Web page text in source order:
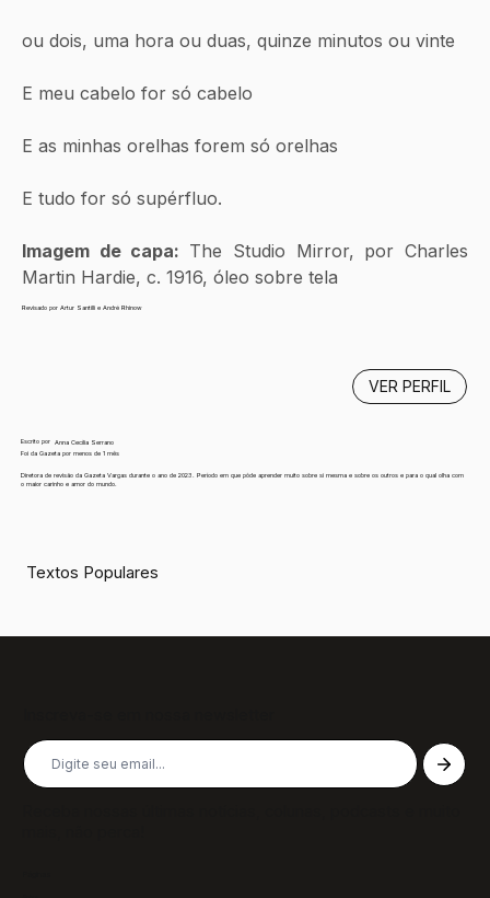
ou dois, uma hora ou duas, quinze minutos ou vinte
E meu cabelo for só cabelo
E as minhas orelhas forem só orelhas
E tudo for só supérfluo.
Imagem de capa: The Studio Mirror, por Charles
Martin Hardie, c. 1916, óleo sobre tela
Revisado por Artur Santilli e André Rhinow
Escrito por
Anna Cecília Serrano
Foi da Gazeta por menos de 1 mês
Diretora de revisão da Gazeta Vargas durante o ano de 2023. Período em que pôde aprender muito sobre si mesma e sobre os outros e para o qual olha com
o maior carinho e amor do mundo.
VER PERFIL
Textos Populares